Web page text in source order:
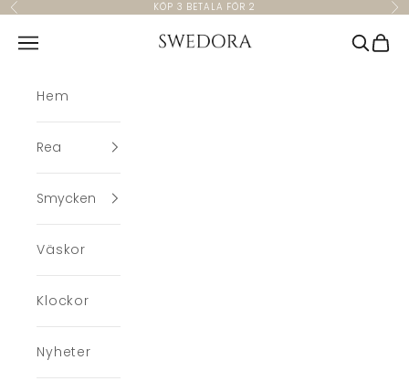
Hoppa till innehållet
Föregående KÖP 3 BETALA FÖR 2
Swedora
Meny Sök
Hem
Rea
Smycken
Väskor
Klockor
Nyheter